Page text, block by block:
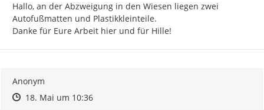
Hallo, an der Abzweigung in den Wiesen liegen zwei
Autofußmatten und Plastikkleinteile.
Danke für Eure Arbeit hier und für Hille!
Anonym
Zeitpunkt des Erstellens
Zeitpunkt des Erstellens
18. Mai um 10:36Zur Äußerung